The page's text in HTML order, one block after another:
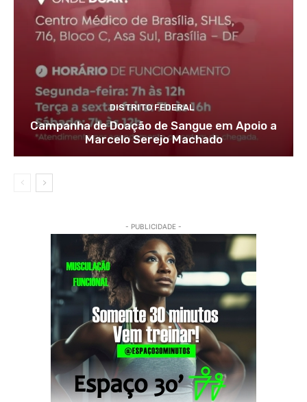
DISTRITO FEDERAL
Campanha de Doação de Sangue em Apoio a
Marcelo Serejo Machado
- PUBLICIDADE -